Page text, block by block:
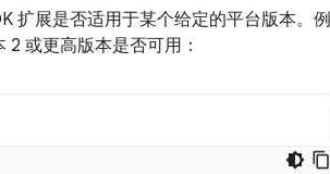
扩展是否适用于某个给定的平台版本。例
或更高版本是否可用：